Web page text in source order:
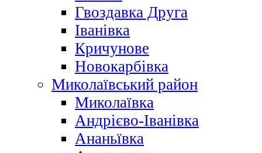
Гвоздавка Друга
Іванівка
Кричунове
Новокарбівка
Миколаївський район
Миколаївка
Андрієво-Іванівка
Ананьївка